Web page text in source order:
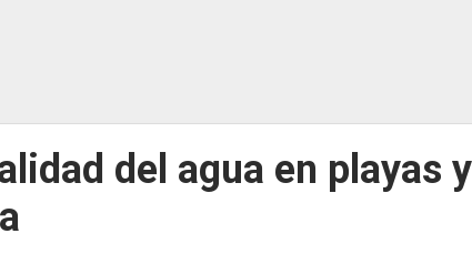
del agua en playas